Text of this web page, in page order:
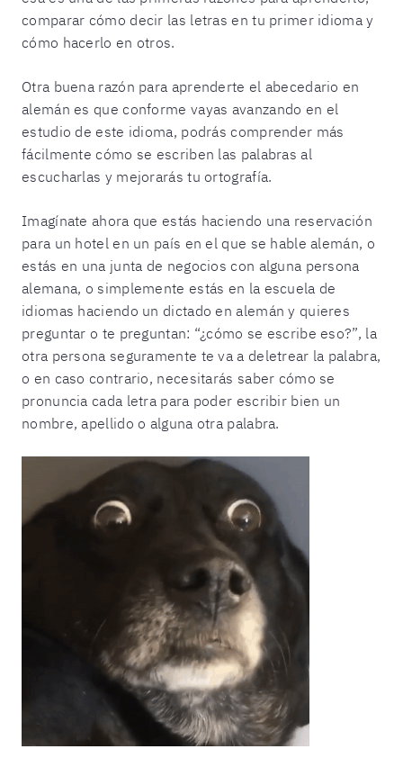
comparar cómo decir las letras en tu primer idioma y
cómo hacerlo en otros.
Otra buena razón para aprenderte el abecedario en
alemán es que conforme vayas avanzando en el
estudio de este idioma, podrás comprender más
fácilmente cómo se escriben las palabras al
escucharlas y mejorarás tu ortografía.
Imagínate ahora que estás haciendo una reservación
para un hotel en un país en el que se hable alemán, o
estás en una junta de negocios con alguna persona
alemana, o simplemente estás en la escuela de
idiomas haciendo un dictado en alemán y quieres
preguntar o te preguntan: “¿cómo se escribe eso?”, la
otra persona seguramente te va a deletrear la palabra,
o en caso contrario, necesitarás saber cómo se
pronuncia cada letra para poder escribir bien un
nombre, apellido o alguna otra palabra.